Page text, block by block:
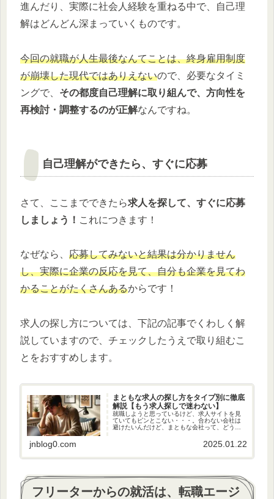
進んだり、実際に社会人経験を重ねる中で、自己理
解はどんどん深まっていくものです。
今回の就職が人生最後なんてことは、終身雇用制度
が崩壊した現代ではありえないので、必要なタイミ
ングで、 その都度自己理解に取り組んで、方向性を
再検討・調整するのが正解なんですね。
自己理解ができたら、すぐに応募
さて、ここまでできたら求人を探して、すぐに応募
しましょう！ これにつきます！
なぜなら、 応募してみないと結果は分かりません
し、実際に企業の反応を見て、自分も企業を見てわ
かることがたくさんあるからです！
求人の探し方については、下記の記事でくわしく解
説していますので、チェックしたうえで取り組むこ
とをおすすめします。
まともな求人の探し方をタイプ別に徹底
解説【もう求人探しで迷わない】
就職しようと思っているけど、求人サイトを見
ていてもピンとこない・・・。合わない会社は
避けたいんだけど、まともな会社って、どうや
でいませんか？D学長この記事は、自分自身フリ
jnblog0.com 2025.01.22
フリーターからの就活は、転職エージ